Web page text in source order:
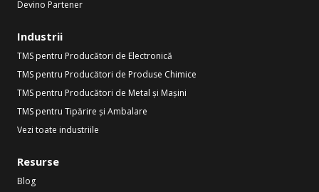
Devino Partener
Industrii
TMS pentru Producători de Electronică
TMS pentru Producători de Produse Chimice
TMS pentru Producători de Metal și Mașini
TMS pentru Tipărire și Ambalare
Vezi toate industriile
Resurse
Blog